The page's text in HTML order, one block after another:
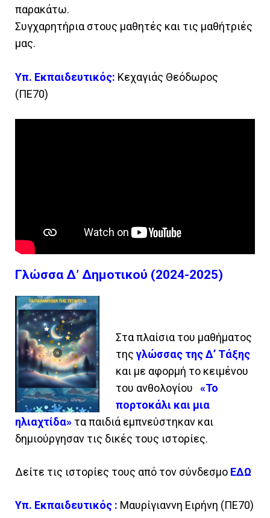
παρακάτω.
Συγχαρητήρια στους μαθητές και τις μαθήτριές
μας.
Υπ. Εκπαιδευτικός: Κεχαγιάς Θεόδωρος
(ΠΕ70)
Γλώσσα Δ’ Δημοτικού (2024-2025)
Στα πλαίσια του μαθήματος
της γλώσσας της Δ’ Τάξης
και με αφορμή το κειμένου
του ανθολογίου «Το
πορτοκάλι και μια
ηλιαχτίδα» τα παιδιά εμπνεύστηκαν και
δημιούργησαν τις δικές τους ιστορίες.
Δείτε τις ιστορίες τους από τον σύνδεσμο ΕΔΩ
Υπ. Εκπαιδευτικός : Μαυρίγιαννη Ειρήνη (ΠΕ70)